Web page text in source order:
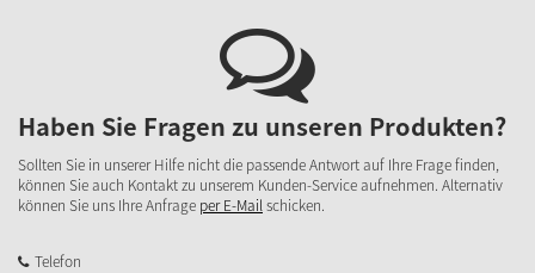
Haben Sie Fragen zu unseren Produkten?
Sollten Sie in unserer Hilfe nicht die passende Antwort auf Ihre Frage finden,
können Sie auch Kontakt zu unserem Kunden-Service aufnehmen. Alternativ
können Sie uns Ihre Anfrage per E-Mailschicken.
Telefon